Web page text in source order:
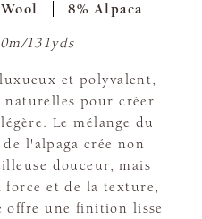
8% Alpaca
131yds
et polyvalent,
naturelles pour créer
Le mélange du
l'alpaga crée non
douceur, mais
force et de la texture,
offre une finition lisse